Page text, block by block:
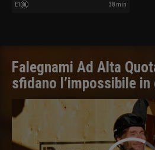
E1 38 min
Falegnami Ad Alta
sfidano l’impossibile
ristrutturazioni sulle